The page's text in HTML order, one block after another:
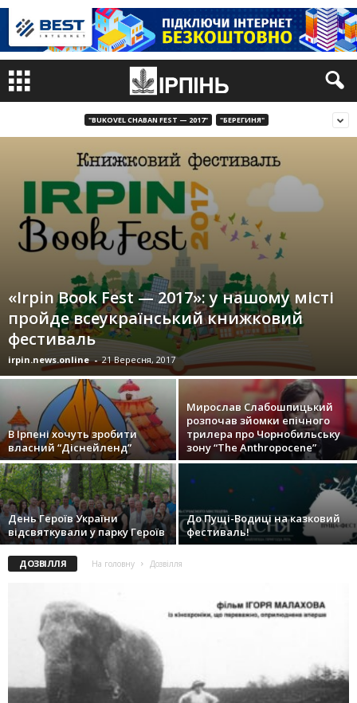
"BUKOVEL CHABAN FEST — 2017" "БЕРЕГИНЯ"
«Irpin Book Fest — 2017»: у нашому місті
пройде всеукраїнський книжковий
фестиваль
irpin.news.online - 21 Вересня, 2017
В Ірпені хочуть зробити
власний “Діснейленд”
Мирослав Слабошпицький
розпочав зйомки епічного
трилера про Чорнобильську
зону “The Anthropocene”
День Героїв України
відсвяткували у парку Героїв
До Пущі-Водиці на казковий
фестиваль!
ДОЗВІЛЛЯ На головну Дозвілля